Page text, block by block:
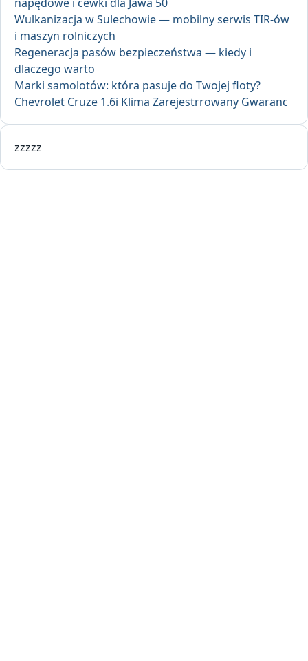
Wulkanizacja w Sulechowie — mobilny serwis TIR-ów
i maszyn rolniczych
Regeneracja pasów bezpieczeństwa — kiedy i
dlaczego warto
Marki samolotów: która pasuje do Twojej floty?
Chevrolet Cruze 1.6i Klima Zarejestrrowany Gwaranc
zzzzz